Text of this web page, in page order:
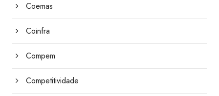
Coemas
Coinfra
Compem
Competitividade